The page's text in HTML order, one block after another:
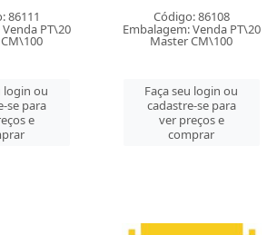
86111
PT\20
login ou
se para
e
Código: 86108
Embalagem: Venda PT\20
Master CM\100
Faça seu login ou
cadastre-se para
ver preços e
comprar